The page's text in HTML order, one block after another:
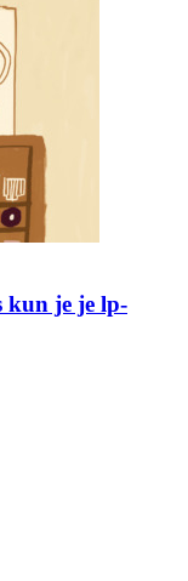
kun je je lp-